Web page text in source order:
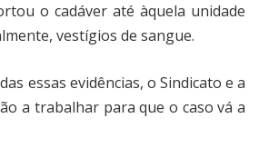
o cadáver até àquela unidade
vestígios de sangue.
essas evidências, o Sindicato e a
a trabalhar para que o caso vá a